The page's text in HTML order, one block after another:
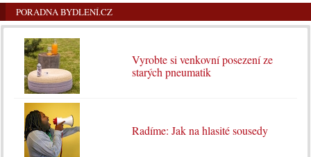
PORADNA BYDLENÍ.CZ
Vyrobte si venkovní posezení ze
starých pneumatik
Radíme: Jak na hlasité sousedy